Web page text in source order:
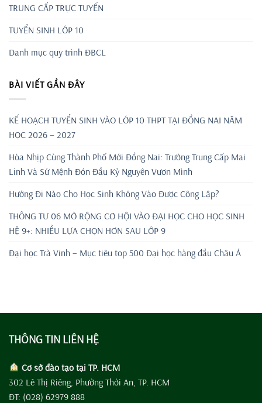
TRUNG CẤP TRỰC TUYẾN
TUYỂN SINH LỚP 10
Danh mục quy trình ĐBCL
BÀI VIẾT GẦN ĐÂY
KẾ HOẠCH TUYỂN SINH VÀO LỚP 10 THPT TẠI ĐỒNG NAI NĂM
HỌC 2026 – 2027
Hòa Nhịp Cùng Thành Phố Mới Đồng Nai: Trường Trung Cấp Mai
Linh Và Sứ Mệnh Đón Đầu Kỷ Nguyên Vươn Mình
Hướng Đi Nào Cho Học Sinh Không Vào Được Công Lập?
THÔNG TƯ 06 MỞ RỘNG CƠ HỘI VÀO ĐẠI HỌC CHO HỌC SINH
HỆ 9+: NHIỀU LỰA CHỌN HƠN SAU LỚP 9
Đại học Trà Vinh – Mục tiêu top 500 Đại học hàng đầu Châu Á
THÔNG TIN LIÊN HỆ
Cơ sở đào tạo tại TP. HCM
302 Lê Thị Riêng, Phường Thới An, TP. HCM
ĐT: (028) 62979 888